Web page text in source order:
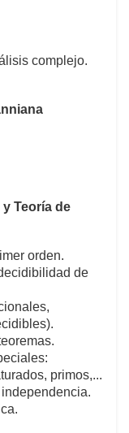
complejo.
Teoría de
orden.
de
primos,...